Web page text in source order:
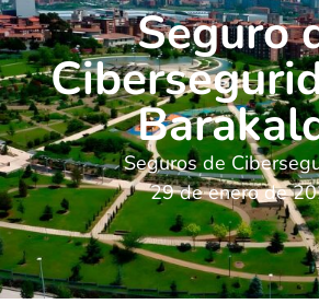
Seguro
Seguros de
29 de enero de